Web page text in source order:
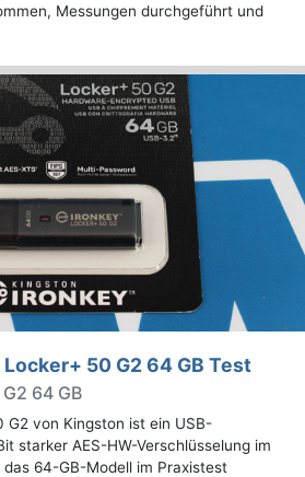
Messungen durchgeführt und
50 G2 64 GB Test
64 GB
G2 von Kingston ist ein USB-
starker AES-HW-Verschlüsselung im
64-GB-Modell im Praxistest